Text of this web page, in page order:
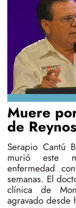
Muere
de
Serapio Cantú
murió este
enfermedad
semanas. El
clínica de
agravado